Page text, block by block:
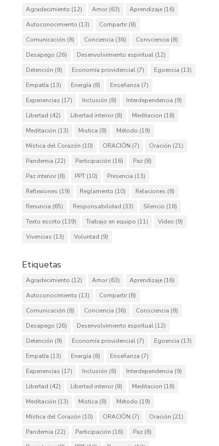
Agradecimiento (12) Amor(63) Aprendizaje(16)
Autoconocimiento (13) Compartir(8)
Comunicación (8) Conciencia (36) Consciencia (8)
Desapego (26) Desenvolvimiento espiritual(12)
Detención (9) Economía providencial(7) Egoencia (13)
Empatía (13) Energía (8) Enseñanza (7)
Experiencias (17) Inclusión (8) Interdependencia (9)
Libertad (42) Libertad interior(8) Meditacion (18)
Meditación (13) Mistica (8) Método (19)
Mística del Corazón (10) ORACIÓN (7) Oración (21)
Pandemia (22) Participación (16) Paz(8)
Paz interior(8) PPT(10) Presencia (13)
Reflexiones (19) Reglamento (10) Relaciones (8)
Renuncia (65) Responsabilidad (33) Silencio (18)
Texto escrito (139) Trabajo en equipo (11) Video (9)
Vivencias (13) Voluntad (9)
Etiquetas
Agradecimiento (12) Amor(63) Aprendizaje(16)
Autoconocimiento (13) Compartir(8)
Comunicación (8) Conciencia (36) Consciencia (8)
Desapego (26) Desenvolvimiento espiritual(12)
Detención (9) Economía providencial(7) Egoencia (13)
Empatía (13) Energía (8) Enseñanza (7)
Experiencias (17) Inclusión (8) Interdependencia (9)
Libertad (42) Libertad interior(8) Meditacion (18)
Meditación (13) Mistica (8) Método (19)
Mística del Corazón (10) ORACIÓN (7) Oración (21)
Pandemia (22) Participación (16) Paz(8)